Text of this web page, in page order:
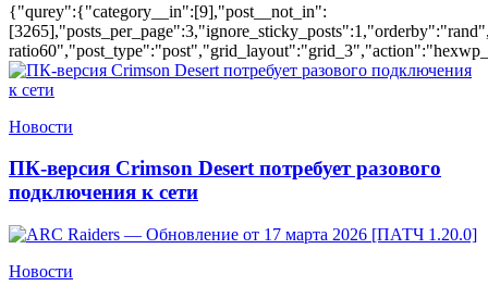
{"qurey":{"category__in":[9],"post__not_in":
Новости
ПК-версия Crimson Desert потребует разового
подключения к сети
Новости